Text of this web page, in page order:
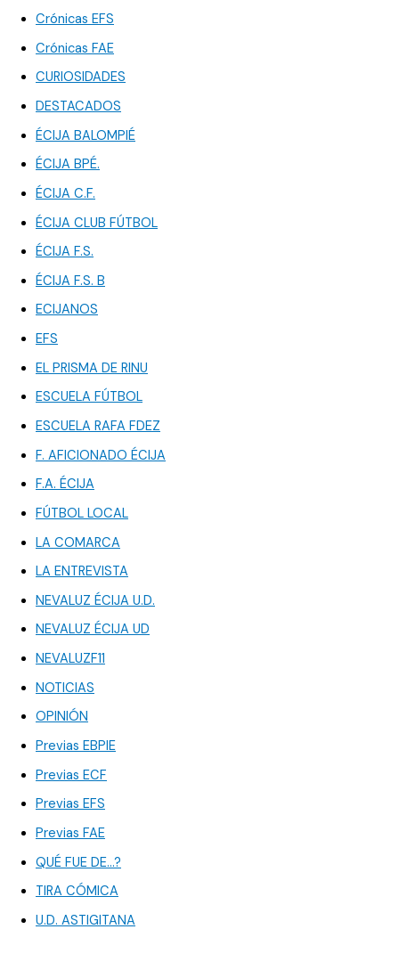
Crónicas EFS
Crónicas FAE
CURIOSIDADES
DESTACADOS
ÉCIJA BALOMPIÉ
ÉCIJA BPÉ.
ÉCIJA C.F.
ÉCIJA CLUB FÚTBOL
ÉCIJA F.S.
ÉCIJA F.S. B
ECIJANOS
EFS
EL PRISMA DE RINU
ESCUELA FÚTBOL
ESCUELA RAFA FDEZ
F. AFICIONADO ÉCIJA
F.A. ÉCIJA
FÚTBOL LOCAL
LA COMARCA
LA ENTREVISTA
NEVALUZ ÉCIJA U.D.
NEVALUZ ÉCIJA UD
NEVALUZF11
NOTICIAS
OPINIÓN
Previas EBPIE
Previas ECF
Previas EFS
Previas FAE
QUÉ FUE DE…?
TIRA CÓMICA
U.D. ASTIGITANA